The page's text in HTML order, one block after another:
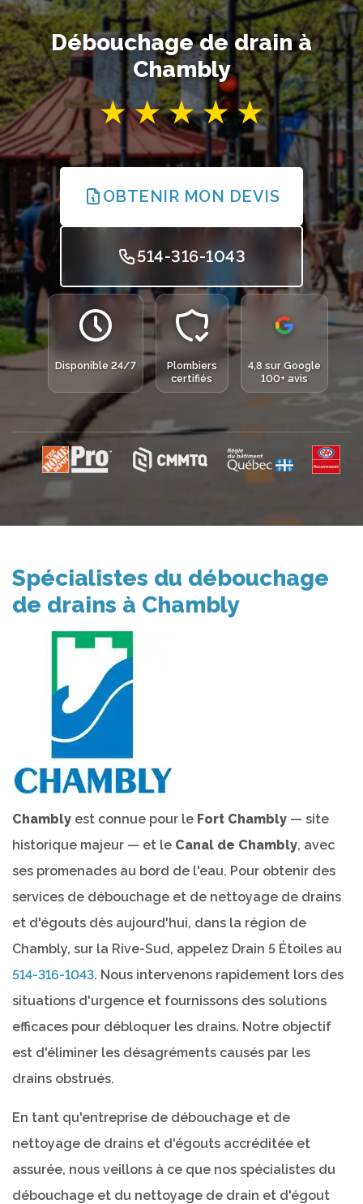
Débouchage de drain à
Chambly
OBTENIR MON DEVIS
514-316-1043
Disponible 24/7
Plombiers
certifiés
4,8 sur Google
100+ avis
Spécialistes du débouchage
de drains à Chambly
Chambly est connue pour le Fort Chambly — site
historique majeur — et le Canal de Chambly, avec
ses promenades au bord de l'eau. Pour obtenir des
services de débouchage et de nettoyage de drains
et d'égouts dès aujourd'hui, dans la région de
Chambly, sur la Rive-Sud, appelez Drain 5 Étoiles au
514-316-1043. Nous intervenons rapidement lors des
situations d'urgence et fournissons des solutions
efficaces pour débloquer les drains. Notre objectif
est d'éliminer les désagréments causés par les
drains obstrués.
En tant qu'entreprise de débouchage et de
nettoyage de drains et d'égouts accréditée et
assurée, nous veillons à ce que nos spécialistes du
débouchage et du nettoyage de drain et d'égout